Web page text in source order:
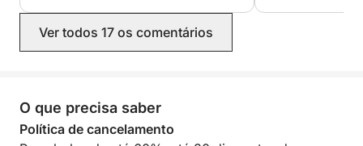
das Boot nächstes Jahr gerne wieder!
:-)
Ver todos 17 os comentários
O que precisa saber
Política de cancelamento